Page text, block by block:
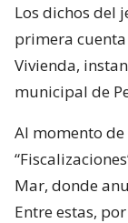
Los dichos del
primera
Vivienda,
municipal de
Al momento
Mar, donde
Entre estas,